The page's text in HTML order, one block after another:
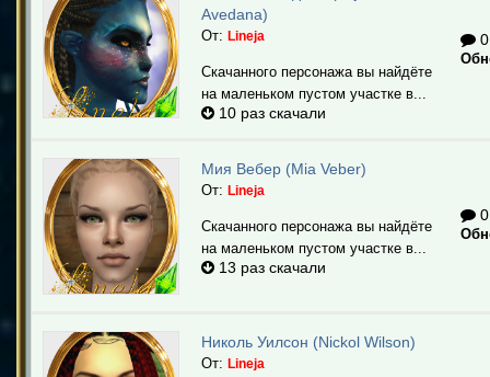
Avedana)
От: Lineja
Скачанного персонажа вы найдёте
на маленьком пустом участке в...
10 раз скачали
Мия Вебер (Mia Veber)
От: Lineja
Скачанного персонажа вы найдёте
на маленьком пустом участке в...
13 раз скачали
Николь Уилсон (Nickol Wilson)
От: Lineja